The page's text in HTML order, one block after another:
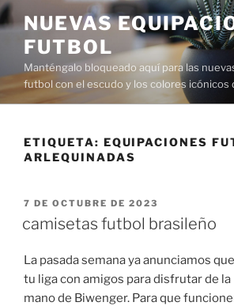
Saltar
al
contenido
NUEVAS
FUTBOL
Manténgalo bloqueado aquí para las
futbol con el escudo y los colores icónicos
ETIQUETA: EQUIPACIONES
ARLEQUINADAS
PUBLICADO
7 DE OCTUBRE DE 2023
camisetas futbol brasileño
La pasada semana ya anunciamos
tu liga con amigos para disfrutar de la
mano de Biwenger. Para que